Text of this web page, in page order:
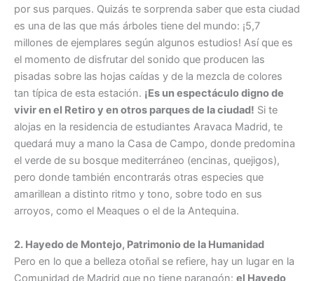
por sus parques. Quizás te sorprenda saber que esta ciudad
es una de las que más árboles tiene del mundo: ¡5,7
millones de ejemplares según algunos estudios! Así que es
el momento de disfrutar del sonido que producen las
pisadas sobre las hojas caídas y de la mezcla de colores
tan típica de esta estación. ¡Es un espectáculo digno de
vivir en el Retiro y en otros parques de la ciudad! Si te
alojas en la residencia de estudiantes Aravaca Madrid, te
quedará muy a mano la Casa de Campo, donde predomina
el verde de su bosque mediterráneo (encinas, quejigos),
pero donde también encontrarás otras especies que
amarillean a distinto ritmo y tono, sobre todo en sus
arroyos, como el Meaques o el de la Antequina.
2. Hayedo de Montejo, Patrimonio de la Humanidad
Pero en lo que a belleza otoñal se refiere, hay un lugar en la
Comunidad de Madrid que no tiene parangón: el Hayedo